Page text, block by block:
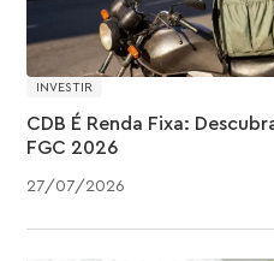
INVESTIR
27/07/2026
CDB É Renda Fixa:
FGC 2026